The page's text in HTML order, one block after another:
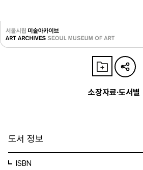
소장자료·도서별
도서 정보
ISBN